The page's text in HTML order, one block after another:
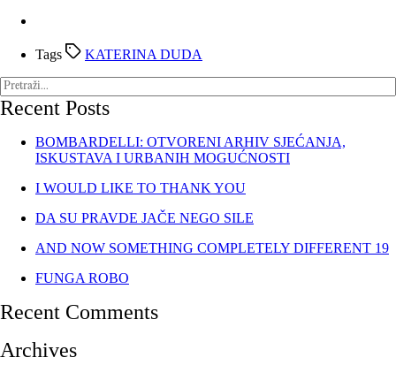
Tags KATERINA DUDA
Recent Posts
BOMBARDELLI: OTVORENI ARHIV SJEĆANJA,
ISKUSTAVA I URBANIH MOGUĆNOSTI
I WOULD LIKE TO THANK YOU
DA SU PRAVDE JAČE NEGO SILE
AND NOW SOMETHING COMPLETELY DIFFERENT 19
FUNGA ROBO
Recent Comments
Archives